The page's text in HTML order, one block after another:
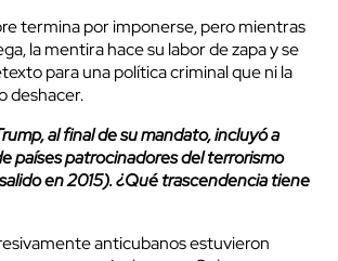
termina por imponerse, pero mientras
la mentira hace su labor de zapa y se
para una política criminal que ni la
deshacer.
al final de su mandato, incluyó a
países patrocinadores del terrorismo
en 2015). ¿Qué trascendencia tiene
anticubanos estuvieron